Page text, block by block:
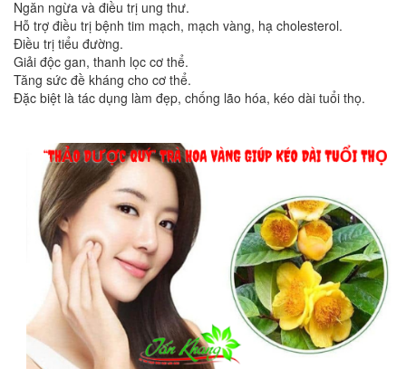
Ngăn ngừa và điều trị ung thư.
Hỗ trợ điều trị bệnh tim mạch, mạch vàng, hạ cholesterol.
Điều trị tiểu đường.
Giải độc gan, thanh lọc cơ thể.
Tăng sức đề kháng cho cơ thể.
Đặc biệt là tác dụng làm đẹp, chống lão hóa, kéo dài tuổi thọ.